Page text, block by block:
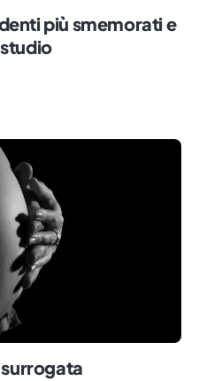
più smemorati e